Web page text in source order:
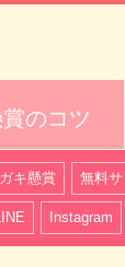
のコツ
キ懸賞 無料
Instagram